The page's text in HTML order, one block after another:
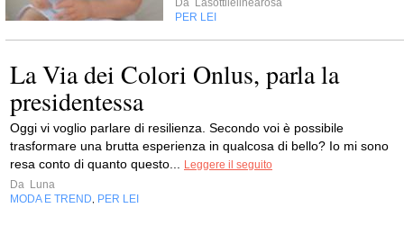
Da Lasottilelinearosa
PER LEI
La Via dei Colori Onlus, parla la
presidentessa
Oggi vi voglio parlare di resilienza. Secondo voi è possibile
trasformare una brutta esperienza in qualcosa di bello? Io mi sono
resa conto di quanto questo...
Leggere il seguito
Da Luna
MODA E TREND
PER LEI